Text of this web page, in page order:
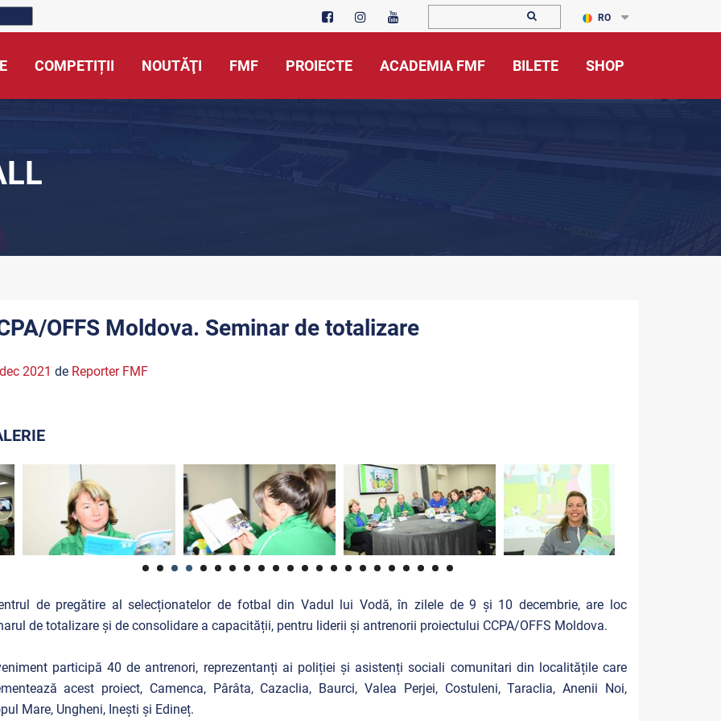
RO
COMPETIȚII NOUTĂŢI FMF PROIECTE ACADEMIA FMF BILETE SHOP
OFFS Moldova. Seminar de totalizare
2021 de Reporter FMF
de pregătire al selecționatelor de fotbal din Vadul lui Vodă, în zilele de 9 și 10 decembrie, are loc
de totalizare și de consolidare a capacității, pentru liderii și antrenorii proiectului CCPA/OFFS Moldova.
participă 40 de antrenori, reprezentanți ai poliției și asistenți sociali comunitari din localitățile care
acest proiect, Camenca, Pârâta, Cazaclia, Baurci, Valea Perjei, Costuleni, Taraclia, Anenii Noi,
Mare, Ungheni, Inești și Edineț.